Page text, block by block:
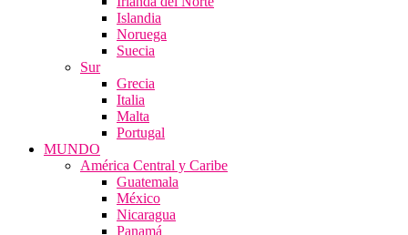
Islandia
Noruega
Suecia
Sur
Grecia
Italia
Malta
Portugal
MUNDO
América Central y Caribe
Guatemala
México
Nicaragua
Panamá